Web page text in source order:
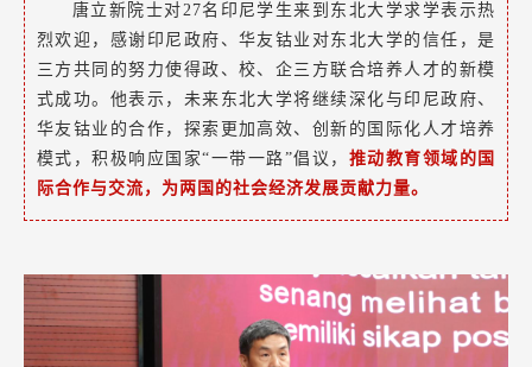
唐立新院士对27名印尼学生来到东北大学求学表示热
烈欢迎，感谢印尼政府、华友钴业对东北大学的信任，是
三方共同的努力使得政、校、企三方联合培养人才的新模
式成功。他表示，未来东北大学将继续深化与印尼政府、
华友钴业的合作，探索更加高效、创新的国际化人才培养
模式，积极响应国家“一带一路”倡议， 推动教育领域的国
际合作与交流，为两国的社会经济发展贡献力量。